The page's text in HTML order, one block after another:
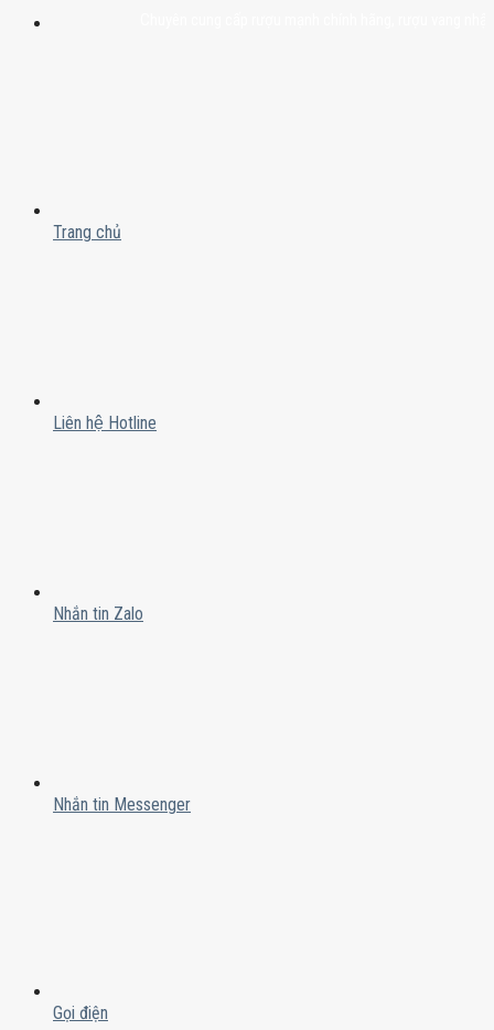
Trang chủ
Liên hệ Hotline
Nhắn tin Zalo
Nhắn tin Messenger
Gọi điện